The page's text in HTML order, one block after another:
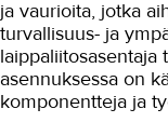
ja vaurioita, jotka
turvallisuus- ja
laippaliitosasentaja
asennuksessa on
komponentteja ja